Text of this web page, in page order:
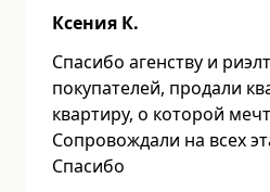
Ксения К.
Спасибо агенству и
покупателей, продали
квартиру, о которой
Сопровождали на всех
Спасибо